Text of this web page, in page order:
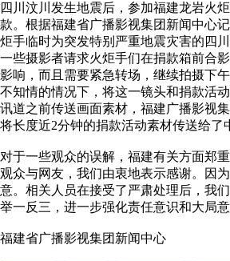
四川汶川发生地震后，参加福建龙岩火
款。根据福建省广播影视集团新闻中心
炬手临时为突发特别严重地震灾害的四
一些摄影者请求火炬手们在捐款箱前合
影响，而且需要紧急转场，继续拍摄下
不知情的情况下，将这一镜头和捐款活
讯道之前传送画面素材，福建广播影视
将长度近2分钟的捐款活动素材传送给了
对于一些观众的误解，福建有关方面郑
观众与网友，我们由衷地表示感谢。因
意。相关人员在接受了严肃处理后，我
举一反三，进一步强化责任意识和大局
福建省广播影视集团新闻中心